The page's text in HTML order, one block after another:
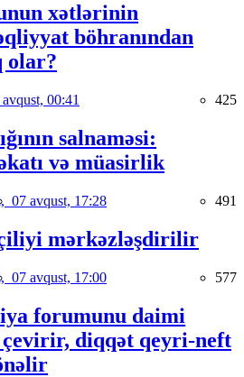
xətlərinin
böhranından
olar?
00:41 425
salnaməsi:
və müasirlik
07 avqust, 17:28 491
mərkəzləşdirilir
07 avqust, 17:00 577
forumunu daimi
diqqət qeyri-neft